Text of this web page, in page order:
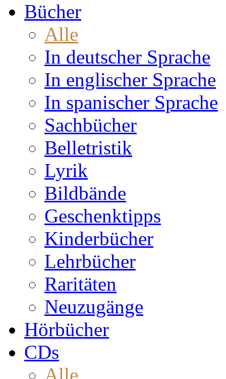
Bücher
Alle
In deutscher Sprache
In englischer Sprache
In spanischer Sprache
Sachbücher
Belletristik
Lyrik
Bildbände
Geschenktipps
Kinderbücher
Lehrbücher
Raritäten
Neuzugänge
Hörbücher
CDs